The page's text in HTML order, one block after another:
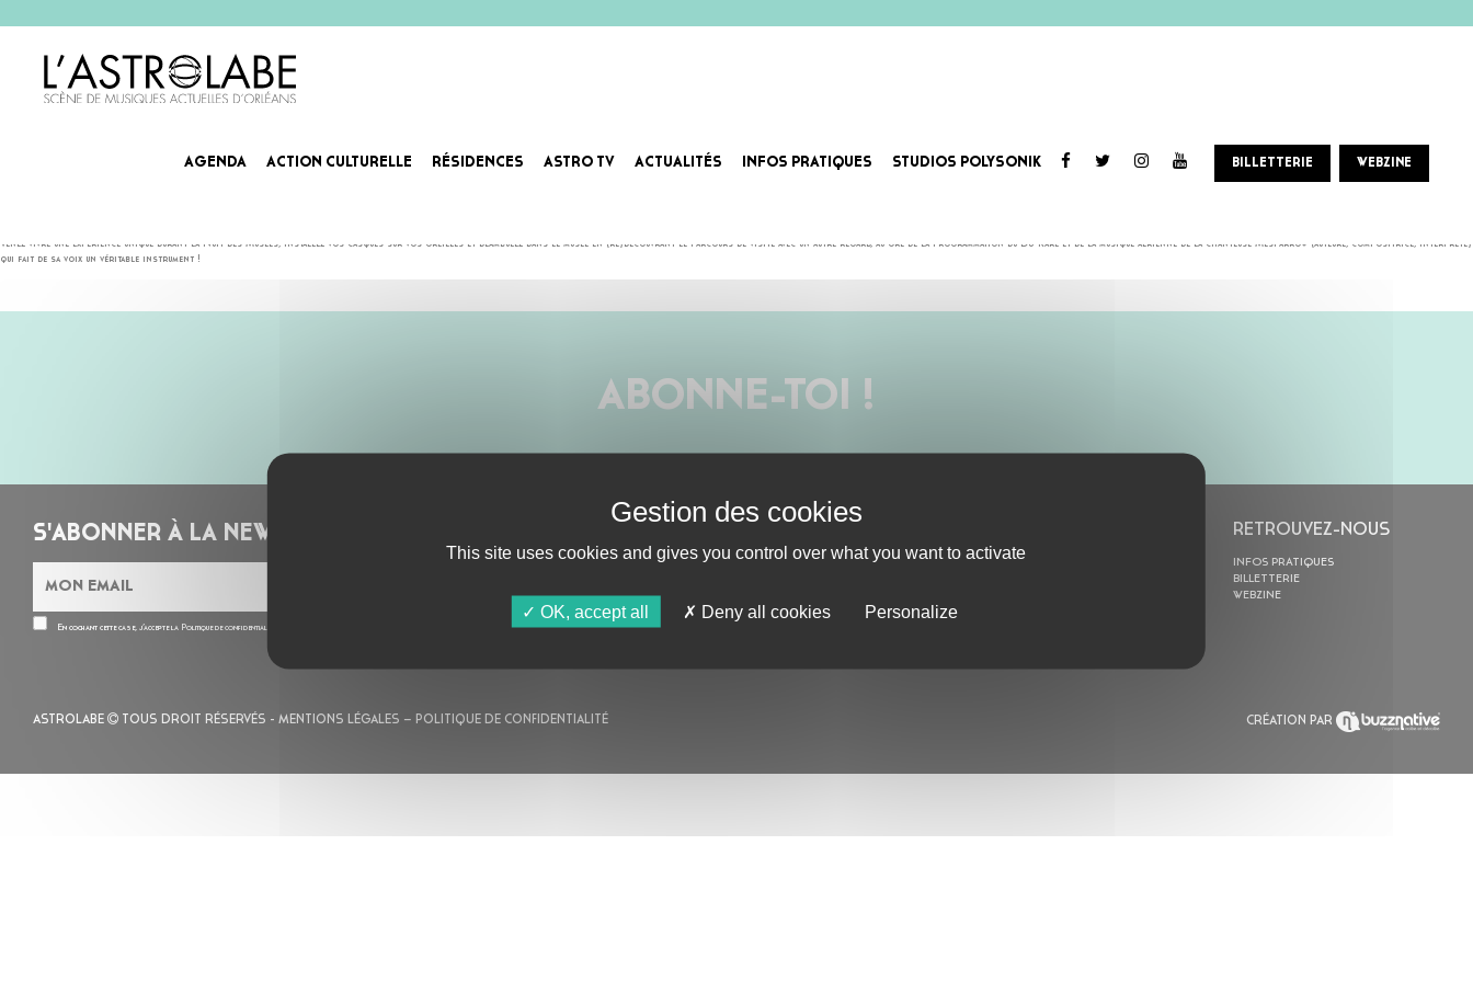
AGENDA ACTION CULTURELLE RÉSIDENCES ASTRO TV ACTUALITÉS INFOS PRATIQUES STUDIOS POLYSONIK BILLETTERIE WEBZINE
Venez vivre une expérience unique durant la Nuit des Musées, installez vos casques sur vos oreilles et déambulez dans le musée en (re)découvrant le parcours de visite avec un autre regard, au gré de la programmation du DJ Karl et de la musique aérienne de la chanteuse Mesparrow (auteure, compositrice, interprète)
qui fait de sa voix un véritable instrument !
ABONNE-TOI !
S'ABONNER À LA NEWSLETTER
En cochant cette case, j’accepte la Politique de confidentialité
AGENDA
ACTION CULTURELLE
RETROUVEZ-NOUS
INFOS PRATIQUES
BILLETTERIE
WEBZINE
ASTROLABE TOUS DROIT RÉSERVÉS - MENTIONS LÉGALES – POLITIQUE DE CONFIDENTIALITÉ CRÉATION PAR
This site uses cookies and gives you control over what you want to activate
OK, accept all Deny all cookies Personalize